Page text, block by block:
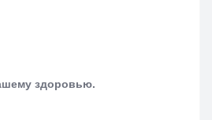
здоровью.